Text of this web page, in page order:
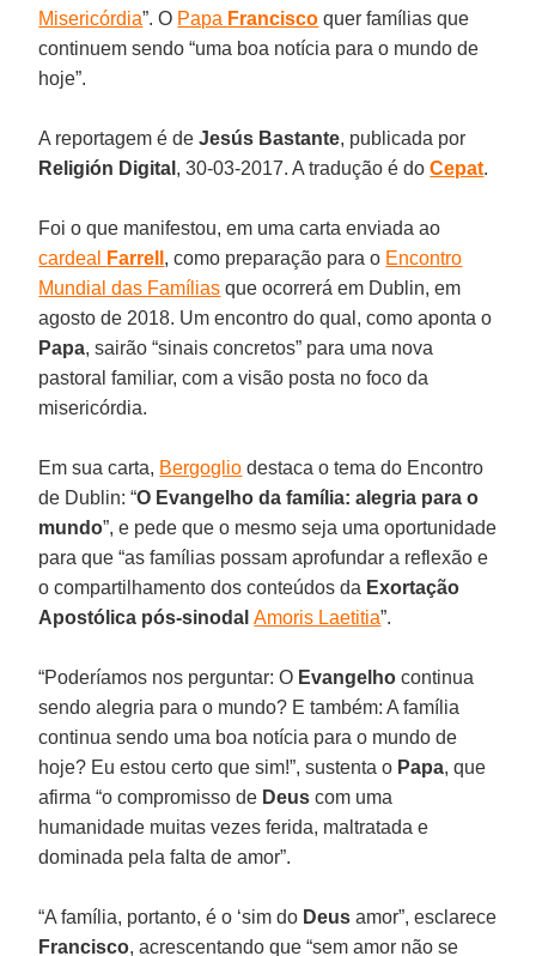
Misericórdia”. O Papa Francisco quer famílias que
continuem sendo “uma boa notícia para o mundo de
hoje”.
A reportagem é de Jesús Bastante, publicada por
Religión Digital , 30-03-2017. A tradução é doCepat.
Foi o que manifestou, em uma carta enviada ao
cardeal
Farrell , como preparação para o Encontro
Mundial das Famílias que ocorrerá em Dublin, em
agosto de 2018. Um encontro do qual, como aponta o
Papa, sairão “sinais concretos” para uma nova
pastoral familiar, com a visão posta no foco da
misericórdia.
Em sua carta, Bergoglio destaca o tema do Encontro
de Dublin: “O Evangelho da família: alegria para o
mundo”, e pede que o mesmo seja uma oportunidade
para que “as famílias possam aprofundar a reflexão e
o compartilhamento dos conteúdos da Exortação
Apostólica pós-sinodalAmoris Laetitia”.
“Poderíamos nos perguntar: O Evangelho continua
sendo alegria para o mundo? E também: A família
continua sendo uma boa notícia para o mundo de
hoje? Eu estou certo que sim!”, sustenta o Papa, que
afirma “o compromisso de Deus com uma
humanidade muitas vezes ferida, maltratada e
dominada pela falta de amor”.
“A família, portanto, é o ‘sim do Deus amor”, esclarece
Francisco, acrescentando que “sem amor não se